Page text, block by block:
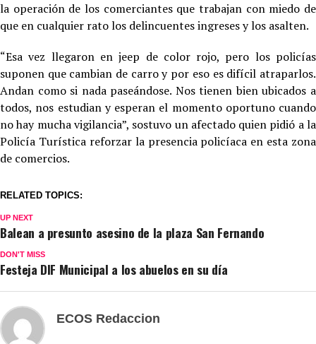
la operación de los comerciantes que trabajan con miedo de
que en cualquier rato los delincuentes ingreses y los asalten.
“Esa vez llegaron en jeep de color rojo, pero los policías
suponen que cambian de carro y por eso es difícil atraparlos.
Andan como si nada paseándose. Nos tienen bien ubicados a
todos, nos estudian y esperan el momento oportuno cuando
no hay mucha vigilancia”, sostuvo un afectado quien pidió a la
Policía Turística reforzar la presencia policíaca en esta zona
de comercios.
RELATED TOPICS:
UP NEXT
Balean a presunto asesino de la plaza San Fernando
DON'T MISS
Festeja DIF Municipal a los abuelos en su día
ECOS Redaccion